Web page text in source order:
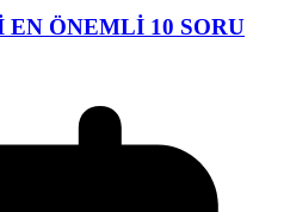
ÖNEMLİ 10 SORU